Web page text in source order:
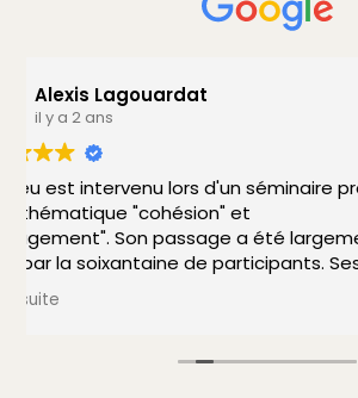
agnès MIGNARD
Prestation organisée dans le
déjeuner de travail. Tous nos
ont été ravis et bluffés. Magie,
humour ... tout le monde a été